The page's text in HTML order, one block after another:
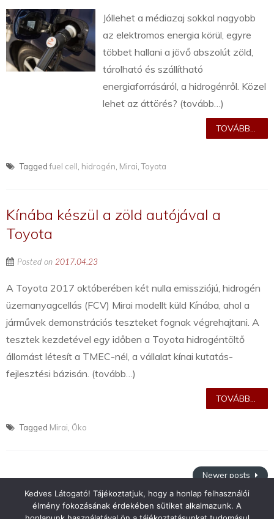
Jóllehet a médiazaj sokkal nagyobb
az elektromos energia körül, egyre
többet hallani a jövő abszolút zöld,
tárolható és szállítható
energiaforrásáról, a hidrogénről. Közel
lehet az áttörés? (tovább…)
TOVÁBB...
Taggedfuel cell hidrogén Mirai ,Toyota
Kínába készül a zöld autójával a
Toyota
Posted on 2017.04.23
A Toyota 2017 októberében két nulla emissziójú, hidrogén
üzemanyagcellás (FCV) Mirai modellt küld Kínába, ahol a
járművek demonstrációs teszteket fognak végrehajtani. A
tesztek kezdetével egy időben a Toyota hidrogéntöltő
állomást létesít a TMEC-nél, a vállalat kínai kutatás-
fejlesztési bázisán. (tovább…)
TOVÁBB...
Tagged Mirai Öko
Newer posts
Kedves Látogató! Tájékoztatjuk, hogy a honlap felhasználói
élmény fokozásának érdekében sütiket alkalmazunk. A